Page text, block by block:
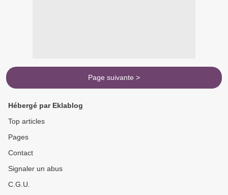
Page suivante >
Hébergé par Eklablog
Top articles
Pages
Contact
Signaler un abus
C.G.U.